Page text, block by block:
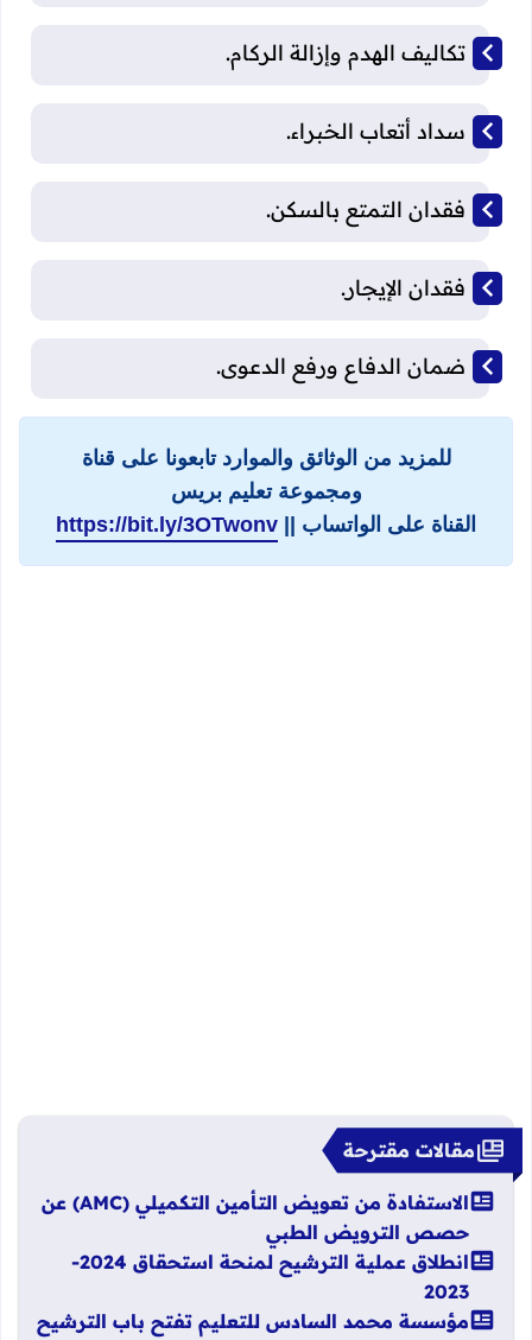
تكاليف الهدم وإزالة الركام.
سداد أتعاب الخبراء.
فقدان التمتع بالسكن.
فقدان الإيجار.
ضمان الدفاع ورفع الدعوى.
للمزيد من الوثائق والموارد تابعونا على قناة
ومجموعة تعليم بريس
القناة على الواتساب || https://bit.ly/3OTwonv
مقالات مقترحة
الاستفادة من تعويض التأمين التكميلي (AMC) عن
حصص الترويض الطبي
انطلاق عملية الترشيح لمنحة استحقاق 2024-
2023
مؤسسة محمد السادس للتعليم تفتح باب الترشيح